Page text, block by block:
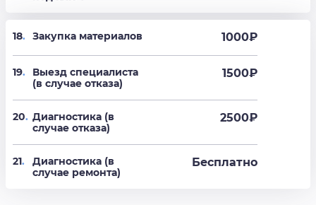
18. Закупка материалов 1000₽
19.
Выезд специалиста
(в случае отказа)
1500₽
20. Диагностика (в
случае отказа)
2500₽
21.
Диагностика (в
случае ремонта)
Бесплатно